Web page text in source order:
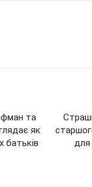
та
як
батьків
для